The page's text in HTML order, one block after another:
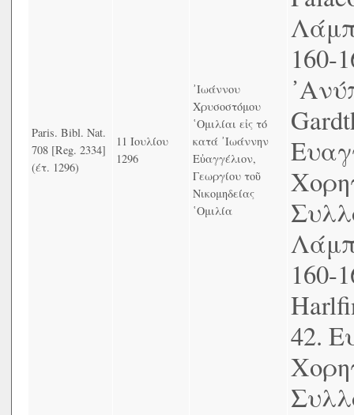
Paris. Bibl. Nat.
708 [Reg. 2334]
(έτ. 1296)
11 Ιουλίου
1296
᾿Ιωάννου
Χρυσοστόμου
῾Ομιλίαι εἰς τό
κατά ᾿Ιωάννην
Εὐαγγέλιον,
Γεωργίου τοῦ
Νικομηδείας
῾Ομιλία
160-
160-
42.